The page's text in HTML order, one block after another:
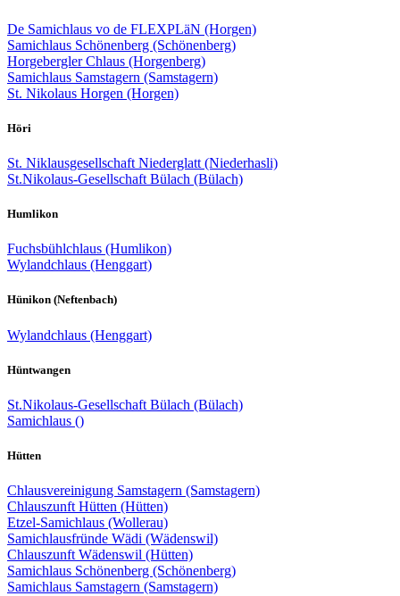
De Samichlaus vo de FLEXPLäN (Horgen)
Samichlaus Schönenberg (Schönenberg)
Horgebergler Chlaus (Horgenberg)
Samichlaus Samstagern (Samstagern)
St. Nikolaus Horgen (Horgen)
Höri
St. Niklausgesellschaft Niederglatt (Niederhasli)
St.Nikolaus-Gesellschaft Bülach (Bülach)
Humlikon
Fuchsbühlchlaus (Humlikon)
Wylandchlaus (Henggart)
Hünikon (Neftenbach)
Wylandchlaus (Henggart)
Hüntwangen
St.Nikolaus-Gesellschaft Bülach (Bülach)
Samichlaus ()
Hütten
Chlausvereinigung Samstagern (Samstagern)
Chlauszunft Hütten (Hütten)
Etzel-Samichlaus (Wollerau)
Samichlausfründe Wädi (Wädenswil)
Chlauszunft Wädenswil (Hütten)
Samichlaus Schönenberg (Schönenberg)
Samichlaus Samstagern (Samstagern)